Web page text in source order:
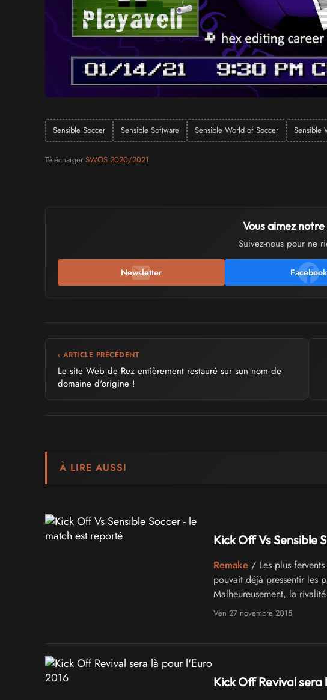
Sensible Soccer Sensible Software Sensible World of Soccer Sensible
Télécharger SWOS 2020/2021
Vous aimez
Suivez-nous pour ne
Newsletter Facebook
‹ ARTICLE PRÉCÉDENT
Le site Web de Rez entièrement restauré sur son nom de
domaine d'origine !
À LIRE AUSSI
Kick Off Vs Sensible
Remake/ Les plus fervents
pouvait déjà pressentir les
Malheureusement, la
l’œuf... pour l'instant...
Ven 27 novembre 2015
Kick Off Revival sera